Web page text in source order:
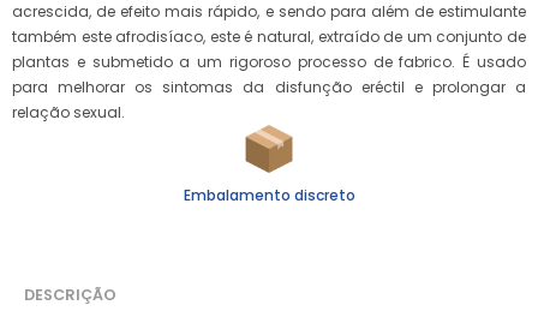
acrescida, de efeito mais rápido, e sendo para além de estimulante
também este afrodisíaco, este é natural, extraído de um conjunto de
plantas e submetido a um rigoroso processo de fabrico. É usado
para melhorar os sintomas da disfunção eréctil e prolongar a
relação sexual.
Embalamento discreto
DESCRIÇÃO